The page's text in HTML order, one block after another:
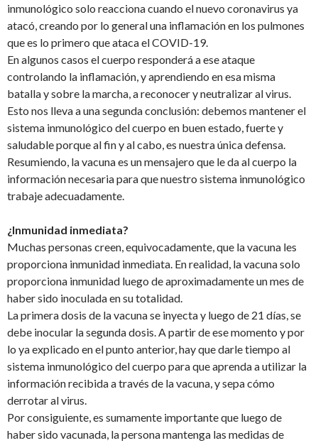
inmunológico solo reacciona cuando el nuevo coronavirus ya
atacó, creando por lo general una inflamación en los pulmones
que es lo primero que ataca el COVID-19.
En algunos casos el cuerpo responderá a ese ataque
controlando la inflamación, y aprendiendo en esa misma
batalla y sobre la marcha, a reconocer y neutralizar al virus.
Esto nos lleva a una segunda conclusión: debemos mantener el
sistema inmunológico del cuerpo en buen estado, fuerte y
saludable porque al fin y al cabo, es nuestra única defensa.
Resumiendo, la vacuna es un mensajero que le da al cuerpo la
información necesaria para que nuestro sistema inmunológico
trabaje adecuadamente.
¿Inmunidad inmediata?
Muchas personas creen, equivocadamente, que la vacuna les
proporciona inmunidad inmediata. En realidad, la vacuna solo
proporciona inmunidad luego de aproximadamente un mes de
haber sido inoculada en su totalidad.
La primera dosis de la vacuna se inyecta y luego de 21 días, se
debe inocular la segunda dosis. A partir de ese momento y por
lo ya explicado en el punto anterior, hay que darle tiempo al
sistema inmunológico del cuerpo para que aprenda a utilizar la
información recibida a través de la vacuna, y sepa cómo
derrotar al virus.
Por consiguiente, es sumamente importante que luego de
haber sido vacunada, la persona mantenga las medidas de